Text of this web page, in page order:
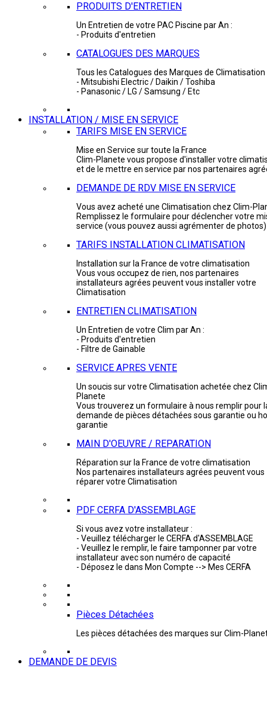
PRODUITS D'ENTRETIEN
Un Entretien de votre PAC Piscine par An :
- Produits d'entretien
CATALOGUES DES MARQUES
Tous les Catalogues des Marques de Climatisation
- Mitsubishi Electric / Daikin / Toshiba
- Panasonic / LG / Samsung / Etc
INSTALLATION / MISE EN SERVICE
TARIFS MISE EN SERVICE
Mise en Service sur toute la France
Clim-Planete vous propose d'installer votre
et de le mettre en service par nos partenaires
DEMANDE DE RDV MISE EN SERVICE
Vous avez acheté une Climatisation chez Clim-
Remplissez le formulaire pour déclencher votre
service (vous pouvez aussi agrémenter de photos)
TARIFS INSTALLATION CLIMATISATION
Installation sur la France de votre climatisation
Vous vous occupez de rien, nos partenaires
installateurs agrées peuvent vous installer votre
Climatisation
ENTRETIEN CLIMATISATION
Un Entretien de votre Clim par An :
- Produits d'entretien
- Filtre de Gainable
SERVICE APRES VENTE
Un soucis sur votre Climatisation achetée chez
Planete
Vous trouverez un formulaire à nous remplir pour
demande de pièces détachées sous garantie ou
garantie
MAIN D'OEUVRE / REPARATION
Réparation sur la France de votre climatisation
Nos partenaires installateurs agrées peuvent vous
réparer votre Climatisation
PDF CERFA D'ASSEMBLAGE
Si vous avez votre installateur :
- Veuillez télécharger le CERFA d'ASSEMBLAGE
- Veuillez le remplir, le faire tamponner par votre
installateur avec son numéro de capacité
- Déposez le dans Mon Compte --> Mes CERFA
Pièces Détachées
Les pièces détachées des marques sur Clim-
DEMANDE DE DEVIS